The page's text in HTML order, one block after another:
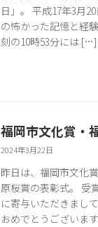
日」。 平成17年3月
の怖かった記憶と経
刻の10時53分には […]
福岡市文化賞・
2024年3月22日
昨日は、福岡市文化
原桜賞の表彰式。 受
に寄与いただきまし
おめでとうございます